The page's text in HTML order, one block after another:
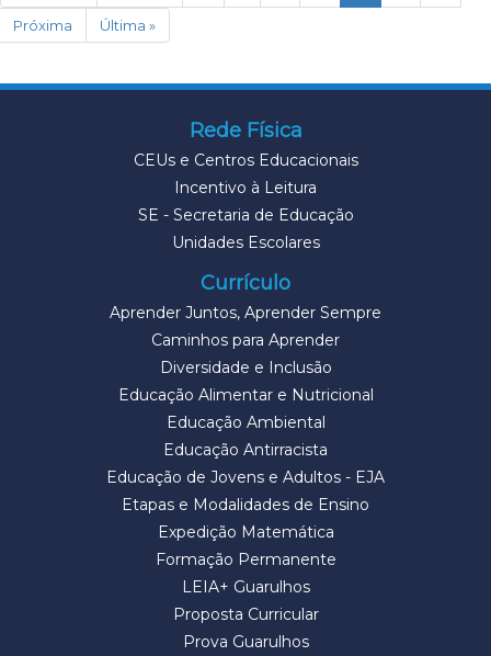
Próxima
Última »
Rede Física
CEUs e Centros Educacionais
Incentivo à Leitura
SE - Secretaria de Educação
Unidades Escolares
Currículo
Aprender Juntos, Aprender Sempre
Caminhos para Aprender
Diversidade e Inclusão
Educação Alimentar e Nutricional
Educação Ambiental
Educação Antirracista
Educação de Jovens e Adultos - EJA
Etapas e Modalidades de Ensino
Expedição Matemática
Formação Permanente
LEIA+ Guarulhos
Proposta Curricular
Prova Guarulhos